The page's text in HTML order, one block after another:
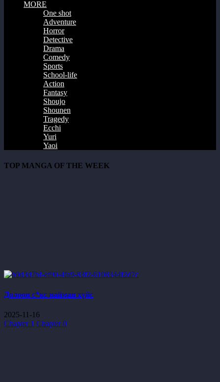
MORE
One shot
Adventure
Horror
Detective
Drama
Comedy
Sports
School-life
Action
Fantasy
Shoujo
Shounen
Tragedy
Ecchi
Yuri
Yaoi
TOP MANGA OF THE WEEK
Долоон с*кс найман хүйс
2025-11-16
Chapter 1 Chapter 0